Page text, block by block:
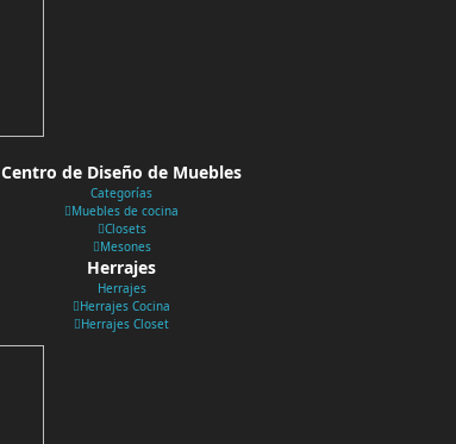
Centro de Diseño de Muebles
Categorías
Muebles de cocina
Closets
Mesones
Herrajes
Herrajes
Herrajes Cocina
Herrajes Closet